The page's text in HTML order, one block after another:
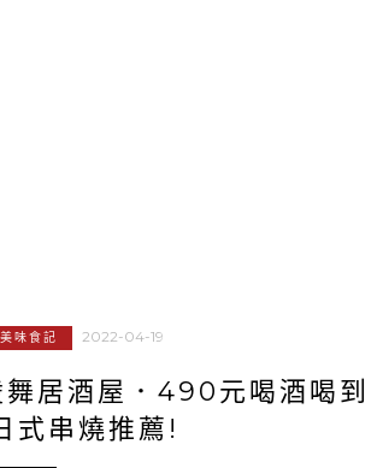
美味食記 2022-04-19
舞居酒屋．490元喝酒喝到
式串燒推薦!